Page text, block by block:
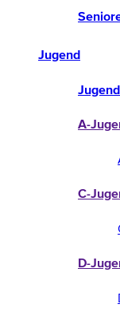
Jugend
A-
C-
D-